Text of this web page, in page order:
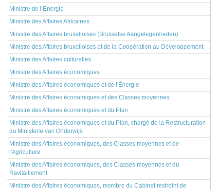
Ministre de l’Energie
Ministre des Affaires Africaines
Ministre des Affaires bruxelloises (Brusselse Aangelegenheden)
Ministre des Affaires bruxelloises et de la Coopération au Développement
Ministre des Affaires culturelles
Ministre des Affaires économiques
Ministre des Affaires économiques et de l'Énergie
Ministre des Affaires économiques et des Classes moyennes
Ministre des Affaires économiques et du Plan
Ministre des Affaires économiques et du Plan, chargé de la Restructuration
du Ministerie van Onderwijs
Ministre des Affaires économiques, des Classes moyennes et de
l'Agriculture
Ministre des Affaires économiques, des Classes moyennes et du
Ravitaillement
Ministre des Affaires économiques, membre du Cabinet restreint de